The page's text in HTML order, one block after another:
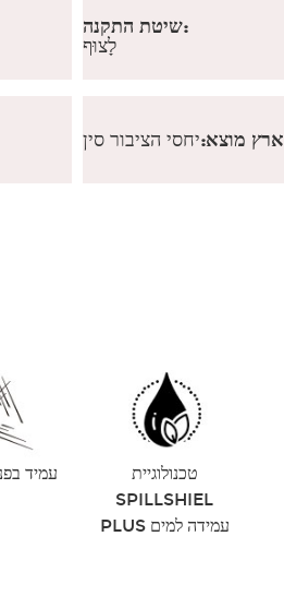
שיטת התקנה:
לָצוּף
ארץ מוצא:יחסי הציבור סין
עמיד
טכנולוגיית
SPILLSHIEL
PLUS עמידה למים